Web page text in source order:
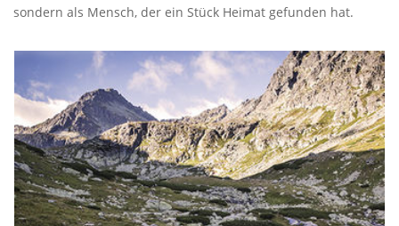
sondern als Mensch, der ein Stück Heimat gefunden hat.